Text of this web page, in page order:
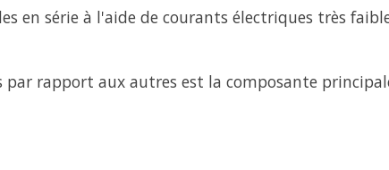
en série à l'aide de courants électriques très
rapport aux autres est la composante